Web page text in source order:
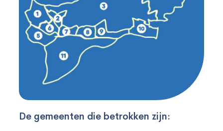
De gemeenten die betrokken zijn: